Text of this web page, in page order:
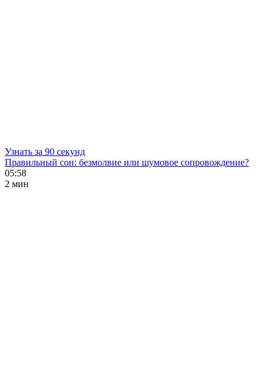
Узнать за 90 секунд
Правильный сон: безмолвие или шумовое сопровождение?
05:58
2 мин